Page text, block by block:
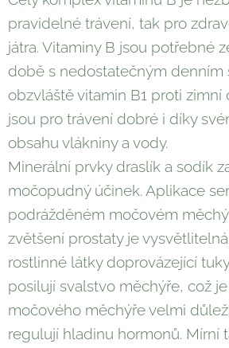
pravidelné trávení, tak pro
játra. Vitaminy B jsou potřebné
době s nedostatečným denním
obzvláště vitamin B1 proti zimní
jsou pro trávení dobré i díky
obsahu vlákniny a vody.
Minerální prvky draslík a sodík
močopudný účinek. Aplikace
podrážděném močovém
zvětšení prostaty je
rostlinné látky doprovázející
posilují svalstvo měchýře, což
močového měchýře velmi
regulují hladinu hormonů. Mírní